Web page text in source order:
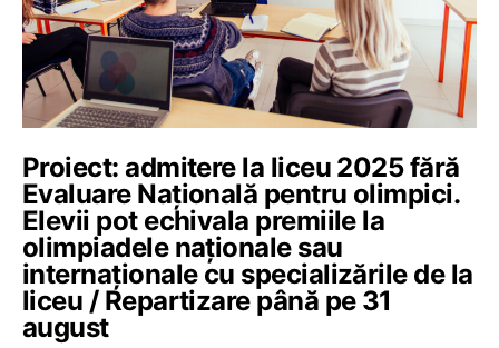
Proiect: admitere la liceu 2025 fără
Evaluare Națională pentru olimpici.
Elevii pot echivala premiile la
olimpiadele naționale sau
internaționale cu specializările de la
liceu / Repartizare până pe 31
august